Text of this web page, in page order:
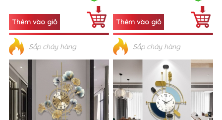
Sắp cháy hàng Sắp cháy hàng